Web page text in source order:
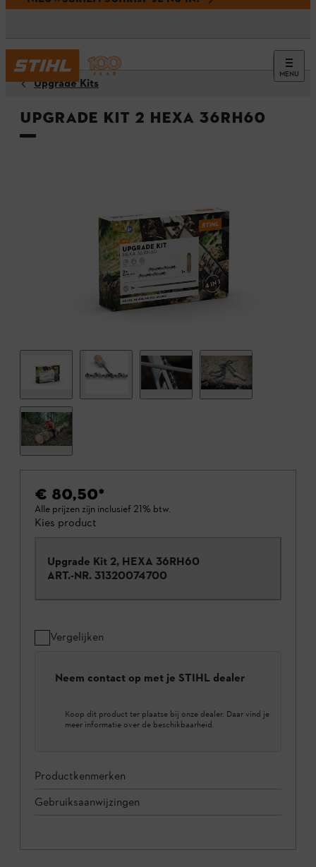
MENU
Upgrade Kits
Upgrade Kit 2 HEXA 36RH60
€ 80,50*
Alle prijzen zijn inclusief 21% btw.
Kies product
Upgrade Kit 2, HEXA 36RH60
ART.-NR. 31320074700
Vergelijken
Neem contact op met je STIHL dealer
Koop dit product ter plaatse bij onze dealer. Daar vind je
meer informatie over de beschikbaarheid.
Productkenmerken
Gebruiksaanwijzingen